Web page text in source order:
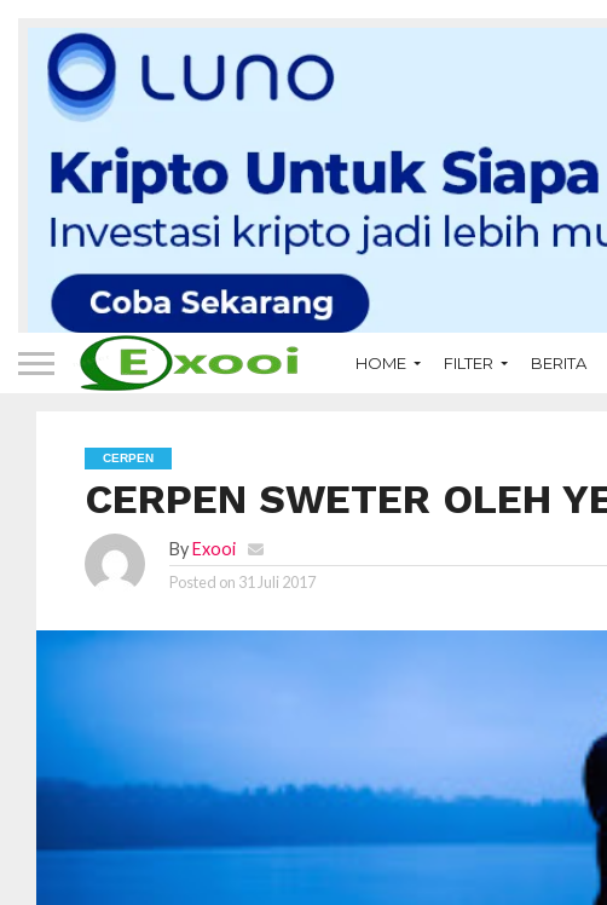
HOME FILTER BERITA
CERPEN
CERPEN SWETER OLEH
By Exooi
Posted on 31 Juli 2017